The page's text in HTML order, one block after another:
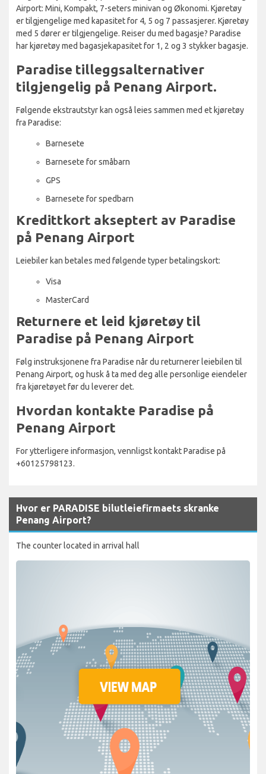
Airport: Mini, Kompakt, 7-seters minivan og Økonomi. Kjøretøy
er tilgjengelige med kapasitet for 4, 5 og 7 passasjerer. Kjøretøy
med 5 dører er tilgjengelige. Reiser du med bagasje? Paradise
har kjøretøy med bagasjekapasitet for 1, 2 og 3 stykker bagasje.
Paradise tilleggsalternativer
tilgjengelig på Penang Airport.
Følgende ekstrautstyr kan også leies sammen med et kjøretøy
fra Paradise:
Barnesete
Barnesete for småbarn
GPS
Barnesete for spedbarn
Kredittkort akseptert av Paradise
på Penang Airport
Leiebiler kan betales med følgende typer betalingskort:
Visa
MasterCard
Returnere et leid kjøretøy til
Paradise på Penang Airport
Følg instruksjonene fra Paradise når du returnerer leiebilen til
Penang Airport, og husk å ta med deg alle personlige eiendeler
fra kjøretøyet før du leverer det.
Hvordan kontakte Paradise på
Penang Airport
For ytterligere informasjon, vennligst kontakt Paradise på
+60125798123.
Hvor er PARADISE bilutleiefirmaets skranke
Penang Airport?
The counter located in arrival hall